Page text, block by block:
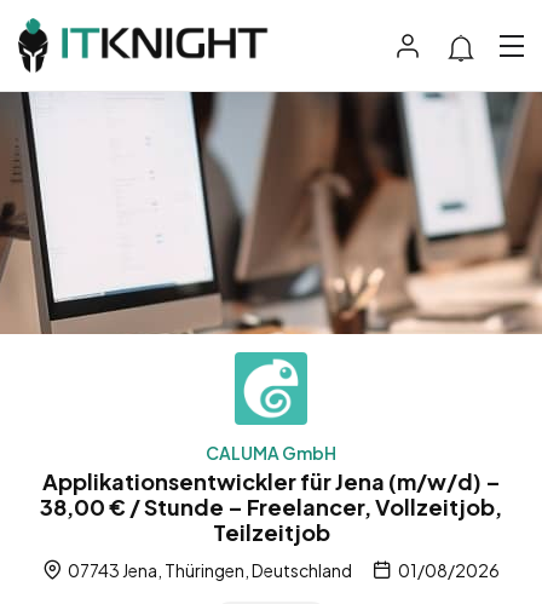
CALUMA GmbH
Applikationsentwickler für Jena (m/w/d) –
38,00 € / Stunde – Freelancer, Vollzeitjob,
Teilzeitjob
07743 Jena, Thüringen, Deutschland 01/08/2026